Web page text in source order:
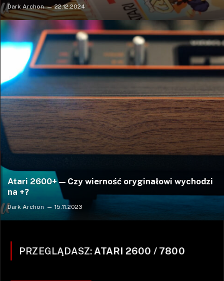
Dark Archon 22.12.2024
Atari 2600+ — Czy wierność oryginałowi wychodzi
na +?
Dark Archon 15.11.2023
PRZEGLĄDASZ: ATARI 2600 / 7800